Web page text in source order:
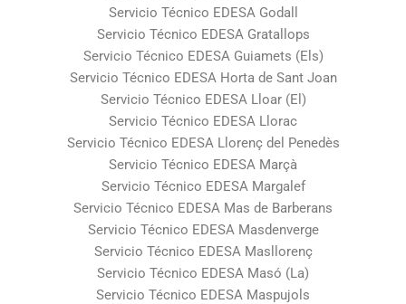
Servicio Técnico EDESA Godall
Servicio Técnico EDESA Gratallops
Servicio Técnico EDESA Guiamets (Els)
Servicio Técnico EDESA Horta de Sant Joan
Servicio Técnico EDESA Lloar (El)
Servicio Técnico EDESA Llorac
Servicio Técnico EDESA Llorenç del Penedès
Servicio Técnico EDESA Marçà
Servicio Técnico EDESA Margalef
Servicio Técnico EDESA Mas de Barberans
Servicio Técnico EDESA Masdenverge
Servicio Técnico EDESA Masllorenç
Servicio Técnico EDESA Masó (La)
Servicio Técnico EDESA Maspujols